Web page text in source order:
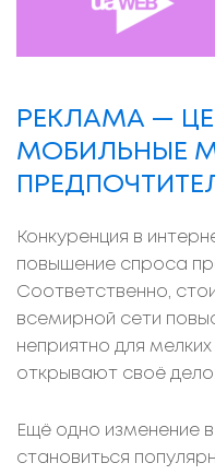
РЕКЛАМА —
МОБИЛЬНЫЕ
Конкуренция в
повышение спроса
Соответственно,
всемирной сети
неприятно для
открывают своё дело.
Ещё одно изменение
становиться